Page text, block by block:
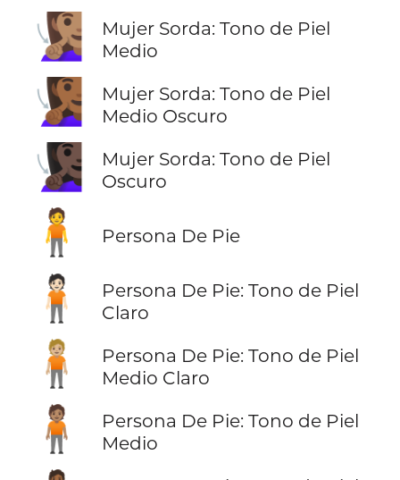
🧏🏽‍♀️
Mujer Sorda: Tono de Piel
Medio
🧏🏾‍♀️
Mujer Sorda: Tono de Piel
Medio Oscuro
🧏🏿‍♀️
Mujer Sorda: Tono de Piel
Oscuro
🧍 Persona De Pie
🧍🏻
Persona De Pie: Tono de Piel
Claro
🧍🏼
Persona De Pie: Tono de Piel
Medio Claro
🧍🏽
Persona De Pie: Tono de Piel
Medio